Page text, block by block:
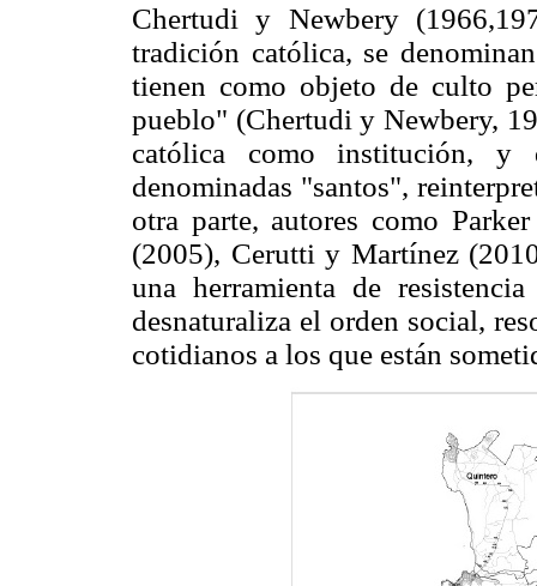
Chertudi y Newbery
tradición católica, se
tienen como objeto de culto
pueblo" (Chertudi y Newbery,
católica como institución, y
denominadas "santos",
otra parte, autores como
(2005), Cerutti y Martínez
una herramienta de
desnaturaliza el orden social,
cotidianos a los que están